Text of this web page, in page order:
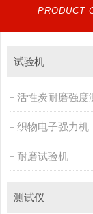
PRODUCT
试验机
织物电子强力机
耐磨试验机
测试仪